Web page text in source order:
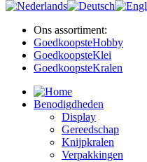
Ons assortiment:
GoedkoopsteHobby
GoedkoopsteKlei
GoedkoopsteKralen
Benodigdheden
Display
Gereedschap
Knijpkralen
Verpakkingen